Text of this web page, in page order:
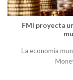
FMI proyecta
La economía